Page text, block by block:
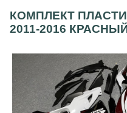
КОМПЛЕКТ
2011-2016